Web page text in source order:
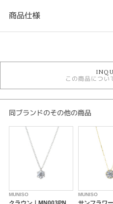
商品仕様
婚約ネックレス
紹介文
ウルトラハート
ウルトラハートセッティングは、ウル
中で特に際立つフラッグシップモデル
この超軽量デザインは、限界に挑戦し
の着け心地で身に着ける方に自信を与
美しくカットされたダイヤモンドは、
を魅了します。
ぴったりなアイテムです。
この商品につい
同ブランドのその他の商品
MUNISO MUNISO